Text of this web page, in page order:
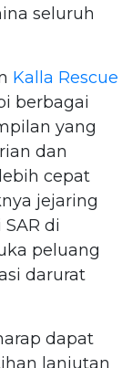
seluruh
Kalla Rescue
berbagai
yang
dan
cepat
jejaring
di
peluang
darurat
dapat
lanjutan